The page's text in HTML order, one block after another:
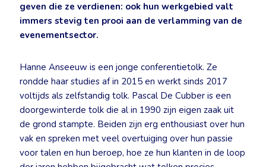
geven die ze verdienen: ook hun werkgebied valt
immers stevig ten prooi aan de verlamming van de
evenementsector.
Hanne Anseeuw is een jonge conferentietolk. Ze
rondde haar studies af in 2015 en werkt sinds 2017
voltijds als zelfstandig tolk. Pascal De Cubber is een
doorgewinterde tolk die al in 1990 zijn eigen zaak uit
de grond stampte. Beiden zijn erg enthousiast over hun
vak en spreken met veel overtuiging over hun passie
voor talen en hun beroep, hoe ze hun klanten in de loop